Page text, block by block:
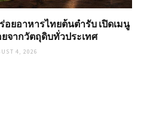
อยอาหารไทยต้นตำรับ เปิดเมนู
จากวัตถุดิบทั่วประเทศ
4, 2026